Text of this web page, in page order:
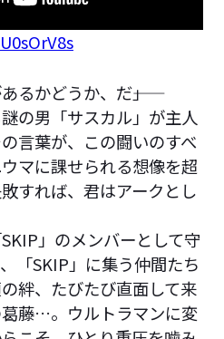
るかどうか、だ――」
の男「サスカル」が主人
言葉が、この闘いのすべ
マに課せられる想像を超
すれば、君はアークとし
」のメンバーとして守
「SKIP」に集う仲間たち
絆、たびたび直面して来
藤…。ウルトラマンに変